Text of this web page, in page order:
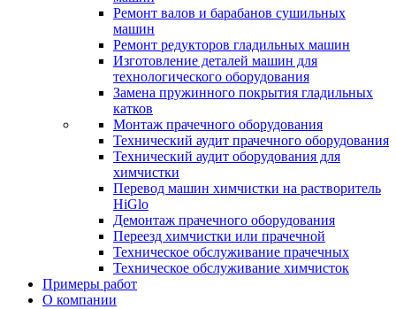
Ремонт валов и барабанов сушильных
машин
Ремонт редукторов гладильных машин
Изготовление деталей машин для
технологического оборудования
Замена пружинного покрытия гладильных
катков
Монтаж прачечного оборудования
Технический аудит прачечного оборудования
Технический аудит оборудования для
химчистки
Перевод машин химчистки на растворитель
HiGlo
Демонтаж прачечного оборудования
Переезд химчистки или прачечной
Техническое обслуживание прачечных
Техническое обслуживание химчисток
Примеры работ
О компании